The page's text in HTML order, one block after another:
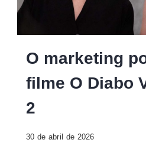
https://blackcompany.com.br/
diabo-
prada-
O marketing
filme O Diabo
2
30 de abril de 2026